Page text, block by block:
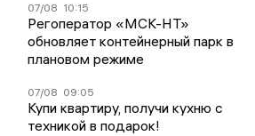
07/08 10:15
Регоператор «МСК-НТ»
обновляет контейнерный парк в
плановом режиме
07/08 09:05
Купи квартиру, получи кухню с
техникой в подарок!